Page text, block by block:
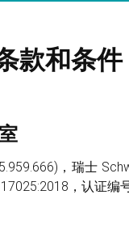
款和条件
，瑞士
，认证编